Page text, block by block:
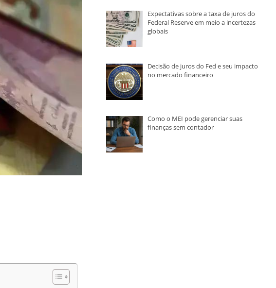
Expectativas sobre a taxa de juros do
Federal Reserve em meio a incertezas
globais
Decisão de juros do Fed e seu impacto
no mercado financeiro
Como o MEI pode gerenciar suas
finanças sem contador